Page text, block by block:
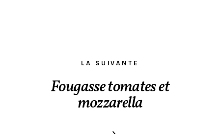
LA SUIVANTE
Fougasse tomates et
mozzarella